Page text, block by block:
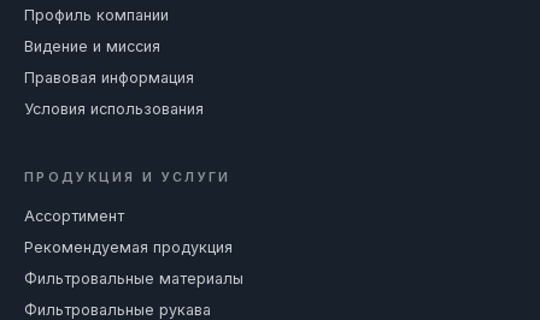
Профиль компании
Видение и миссия
Правовая информация
Условия использования
ПРОДУКЦИЯ И УСЛУГИ
Ассортимент
Рекомендуемая продукция
Фильтровальные материалы
Фильтровальные рукава